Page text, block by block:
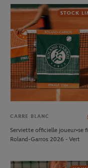
STOCK
CARRE BLANC
Serviette officielle joueur•se
Roland-Garros 2026 - Vert